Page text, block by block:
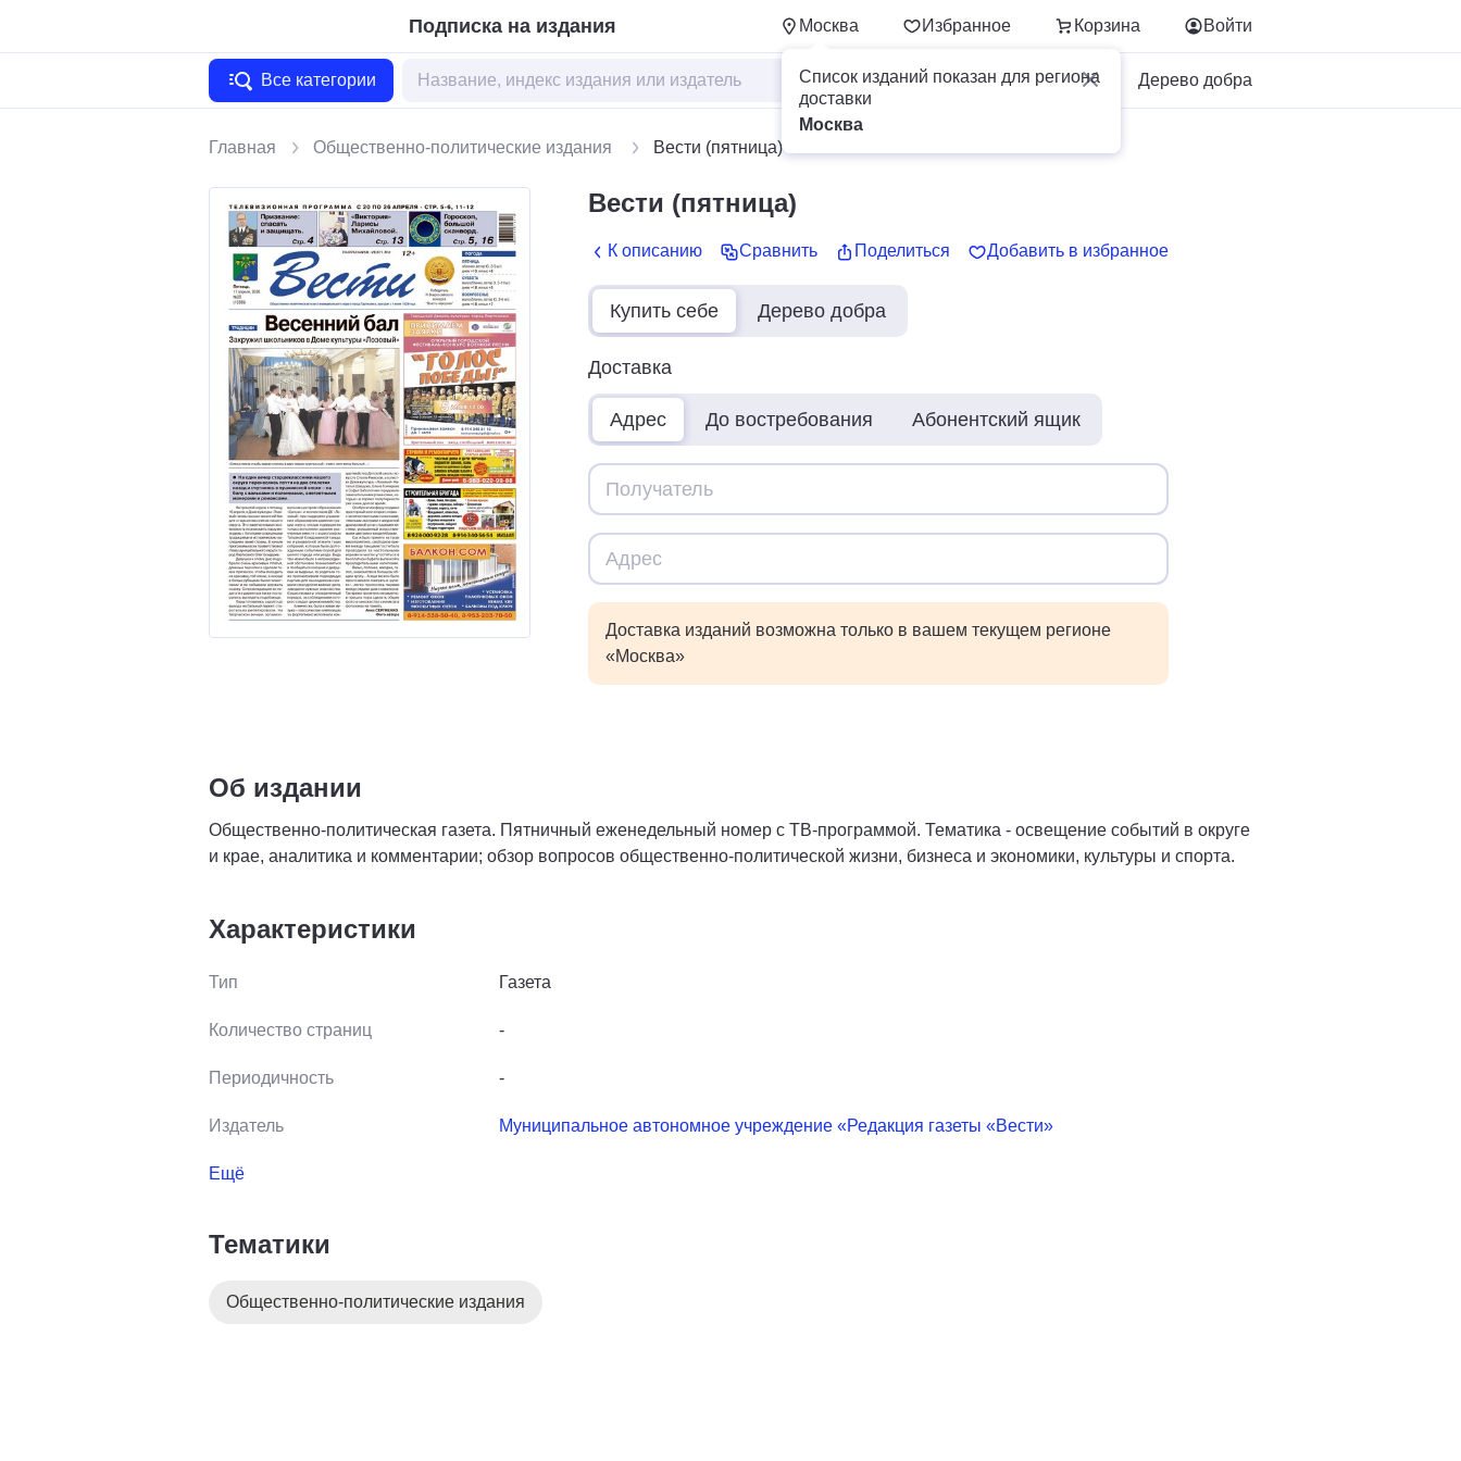
Подписка на издания Москва Избранное Корзина
Список изданий показан для региона
доставки
Москва
Войти
Все категории Для бизнеса Дерево добра
Главная Общественно-политические издания Вести (пятница)
Вести (пятница)
К описанию Сравнить Поделиться Добавить в избранное
Купить себе Дерево добра
Доставка
Адрес До востребования Абонентский ящик
Доставка изданий возможна только в вашем текущем регионе
«Москва»
Об издании
Общественно-политическая газета. Пятничный еженедельный номер с ТВ-программой. Тематика - освещение событий в округе
и крае, аналитика и комментарии; обзор вопросов общественно-политической жизни, бизнеса и экономики, культуры и спорта.
Характеристики
Тип Газета
Количество страниц -
Периодичность -
Издатель Муниципальное автономное учреждение «Редакция газеты «Вести»
Ещё
Тематики
Общественно-политические издания